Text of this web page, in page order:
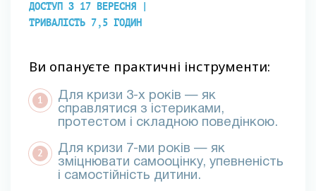
ДОСТУП З 17 ВЕРЕСНЯ |
ТРИВАЛІСТЬ 7,5 ГОДИН
Ви опануєте практичні інструменти:
Для кризи 3-х років — як
справлятися з істериками,
протестом і складною поведінкою.
Для кризи 7-ми років — як
зміцнювати самооцінку, упевненість
і самостійність дитини.